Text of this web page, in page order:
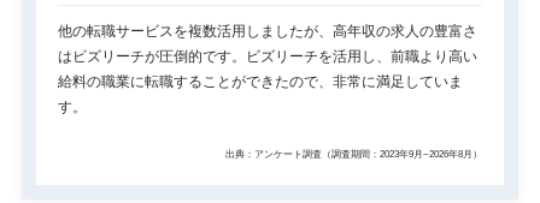
他の転職サービスを複数活用しましたが、高年収の求人の豊富さ
はビズリーチが圧倒的です。ビズリーチを活用し、前職より高い
給料の職業に転職することができたので、非常に満足していま
す。
出典：アンケート調査（調査期間：2023年9月~2026年8月）